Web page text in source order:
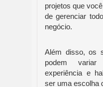
projetos que
de gerenciar
negócio.
Além disso, os
podem
experiência e
ser uma escolha